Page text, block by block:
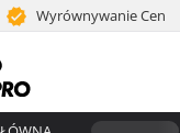
Wyrównywanie Cen